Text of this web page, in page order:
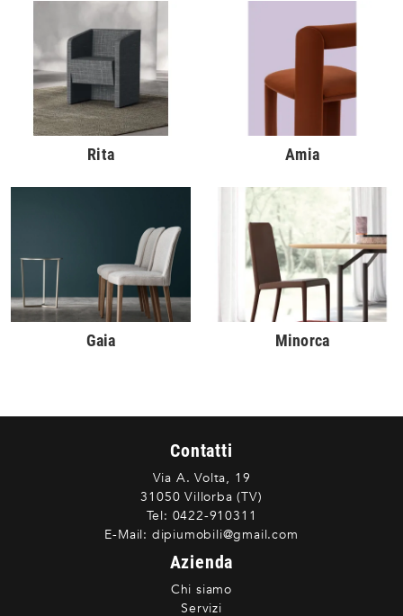
Rita Amia
Gaia Minorca
Contatti
Via A. Volta, 19
31050 Villorba (TV)
Tel: 0422-910311
E-Mail: dipiumobili@gmail.com
Azienda
Chi siamo
Servizi